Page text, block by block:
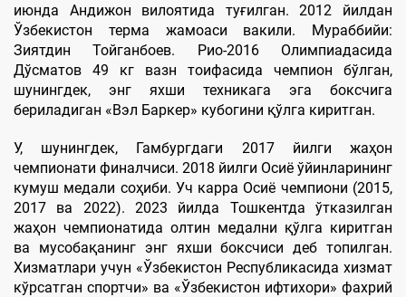
июнда Андижон вилоятида туғилган. 2012 йилдан
Ўзбекистон терма жамоаси вакили. Мураббийи:
Зиятдин Тойганбоев. Рио-2016 Олимпиадасида
Дўсматов 49 кг вазн тоифасида чемпион бўлган,
шунингдек, энг яхши техникага эга боксчига
бериладиган «Вэл Баркер» кубогини қўлга киритган.
У, шунингдек, Гамбургдаги 2017 йилги жаҳон
чемпионати финалчиси. 2018 йилги Осиё ўйинларининг
кумуш медали соҳиби. Уч карра Осиё чемпиони (2015,
2017 ва 2022). 2023 йилда Тошкентда ўтказилган
жаҳон чемпионатида олтин медални қўлга киритган
ва мусобақанинг энг яхши боксчиси деб топилган.
Хизматлари учун «Ўзбекистон Республикасида хизмат
кўрсатган спортчи» ва «Ўзбекистон ифтихори» фахрий